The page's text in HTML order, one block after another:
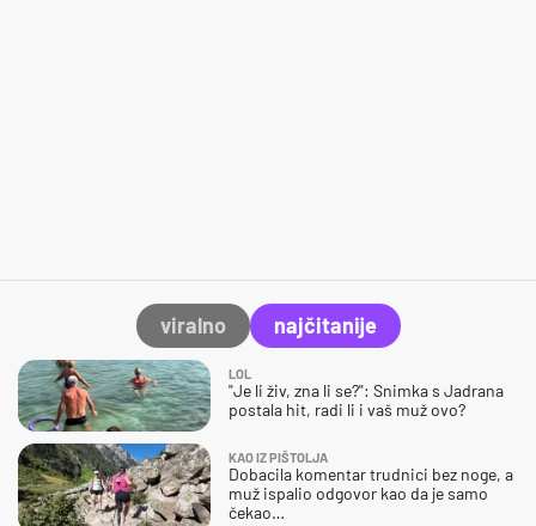
viralno najčitanije
LOL
"Je li živ, zna li se?": Snimka s Jadrana
postala hit, radi li i vaš muž ovo?
KAO IZ PIŠTOLJA
Dobacila komentar trudnici bez noge, a
muž ispalio odgovor kao da je samo
čekao…